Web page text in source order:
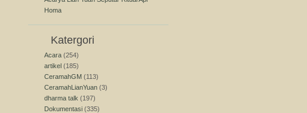
Homa
Katergori
Acara (254)
artikel (185)
CeramahGM (113)
CeramahLianYuan (3)
dharma talk (197)
Dokumentasi (335)